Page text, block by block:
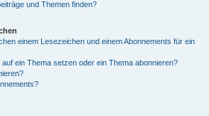
und Themen finden?
einem Lesezeichen und einem Abonnements für ein
ein Thema setzen oder ein Thema abonnieren?